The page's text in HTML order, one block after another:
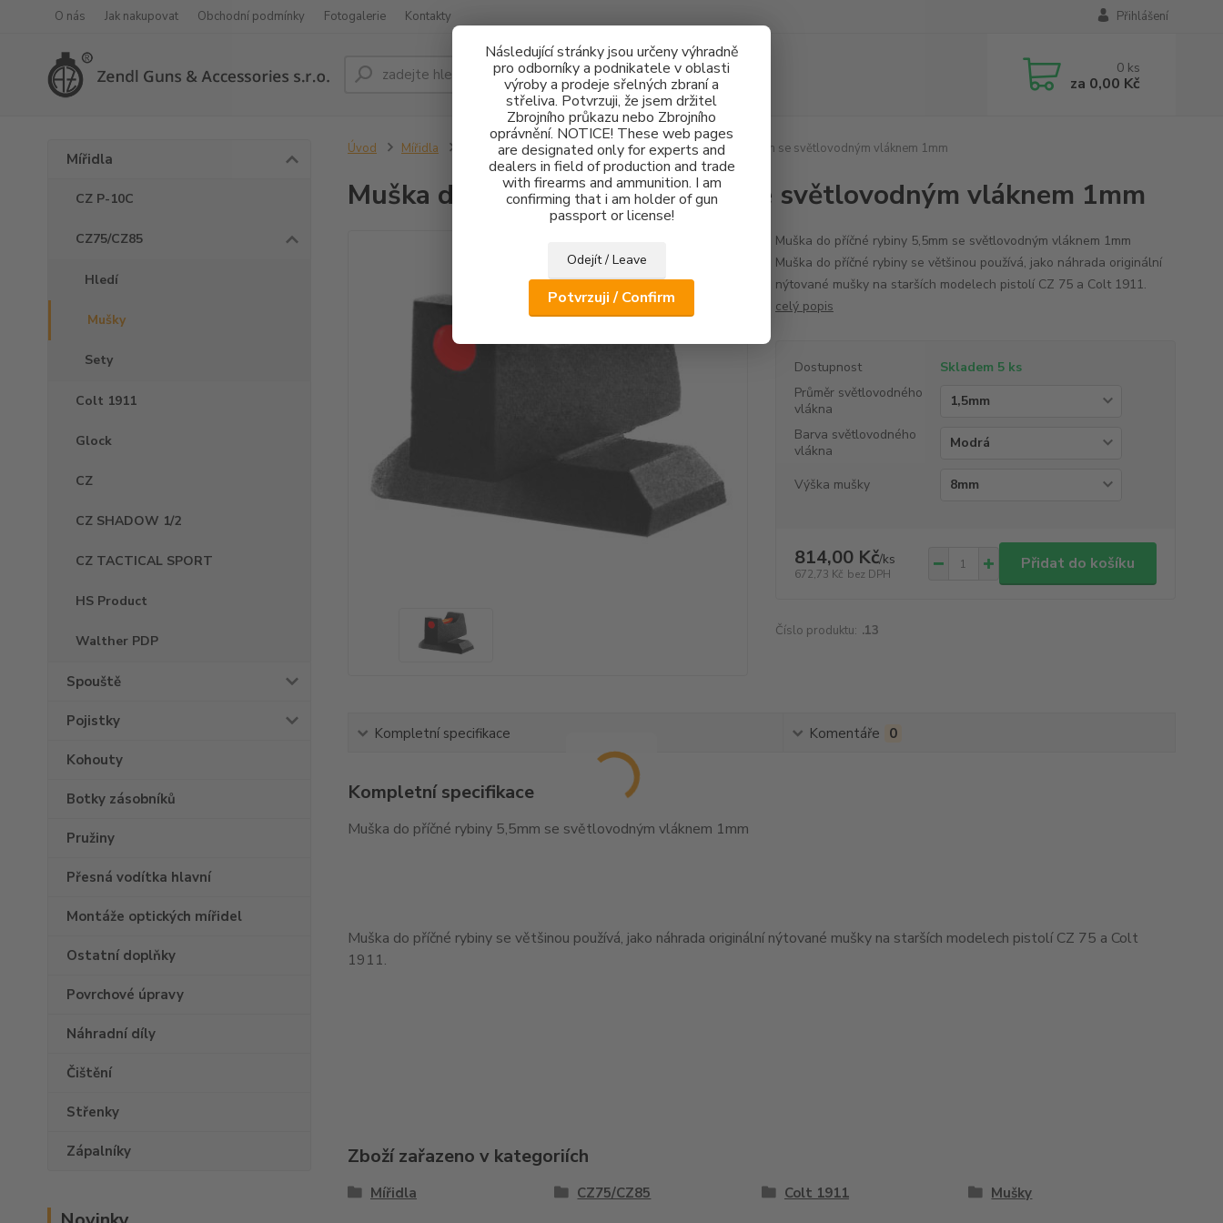
Následující stránky jsou určeny výhradně
pro odborníky a podnikatele v oblasti
výroby a prodeje sřelných zbraní a
střeliva. Potvrzuji, že jsem držitel
Zbrojního průkazu nebo Zbrojního
oprávnění. NOTICE! These web pages
are designated only for experts and
dealers in field of production and trade
with firearms and ammunition. I am
confirming that i am holder of gun
passport or license!
Odejít / Leave
Potvrzuji / Confirm
O nás Jak nakupovat Obchodní podmínky Fotogalerie Kontakty Přihlášení
Hledat 0 ks
za 0,00 Kč
Mířidla
CZ P-10C
CZ75/CZ85
Hledí
Mušky
Sety
Colt 1911
Glock
CZ
CZ SHADOW 1/2
CZ TACTICAL SPORT
HS Product
Walther PDP
Spouště
Pojistky
Kohouty
Botky zásobníků
Pružiny
Přesná vodítka hlavní
Montáže optických mířidel
Ostatní doplňky
Povrchové úpravy
Náhradní díly
Čištění
Střenky
Zápalníky
Úvod Mířidla CZ75/CZ85 Mušky Muška do příčné rybiny 5,5mm se světlovodným vláknem 1mm
Muška do příčné rybiny 5,5mm se světlovodným vláknem 1mm
Muška do příčné rybiny 5,5mm se světlovodným vláknem 1mm
Muška do příčné rybiny se většinou používá, jako náhrada originální
nýtované mušky na starších modelech pistolí CZ 75 a Colt 1911.
celý popis
Dostupnost
Skladem 5 ks
Průměr světlovodného
vlákna
Barva světlovodného
vlákna
Výška mušky
814,00 Kč/ks
672,73 Kč bez DPH
Přidat do košíku
Číslo produktu: .13
Kompletní specifikace Komentáře 0
Kompletní specifikace
Muška do příčné rybiny 5,5mm se světlovodným vláknem 1mm
Muška do příčné rybiny se většinou používá, jako náhrada originální nýtované mušky na starších modelech pistolí CZ 75 a Colt
1911.
Zboží zařazeno v kategoriích
Mířidla CZ75/CZ85 Colt 1911 Mušky